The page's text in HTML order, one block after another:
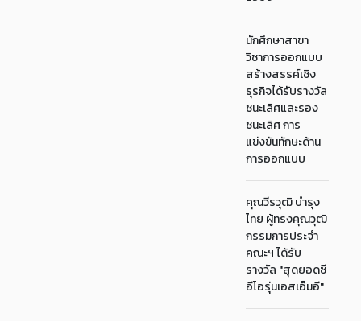
นักศึกษาสาขา
วิชาการออกแบบ
สร้างสรรค์เชิง
ธุรกิจได้รับรางวัล
ชนะเลิศและรอง
ชนะเลิศ การ
แข่งขันทักษะด้าน
การออกแบบ
คุณวีรวุฒิ บำรุง
ไทย ผู้ทรงคุณวุฒิ
กรรมการประจำ
คณะฯ ได้รับ
รางวัล "สุดยอดซี
อีโอรุ่นเอสเอ็มอี"